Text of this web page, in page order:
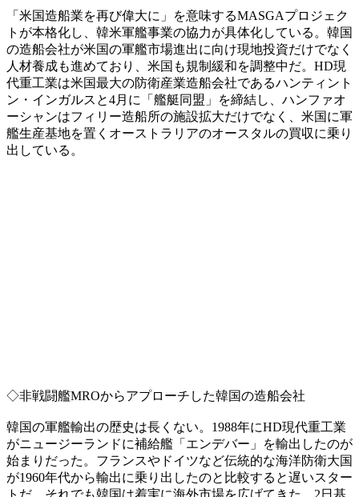
「米国造船業を再び偉大に」を意味するMASGAプロジェク
トが本格化し、韓米軍艦事業の協力が具体化している。韓国
の造船会社が米国の軍艦市場進出に向け現地投資だけでなく
人材養成も進めており、米国も規制緩和を調整中だ。HD現
代重工業は米国最大の防衛産業造船会社であるハンティント
ン・インガルスと4月に「艦艇同盟」を締結し、ハンファオ
ーシャンはフィリー造船所の施設拡大だけでなく、米国に軍
艦生産基地を置くオーストラリアのオースタルの買収に乗り
出している。
◇非戦闘艦MROからアプローチした韓国の造船会社
韓国の軍艦輸出の歴史は長くない。1988年にHD現代重工業
がニュージーランドに補給艦「エンデバー」を輸出したのが
始まりだった。フランスやドイツなど伝統的な海洋防衛大国
が1960年代から輸出に乗り出したのと比較すると遅いスター
トだ。それでも韓国は着実に海外市場を広げてきた。2日基